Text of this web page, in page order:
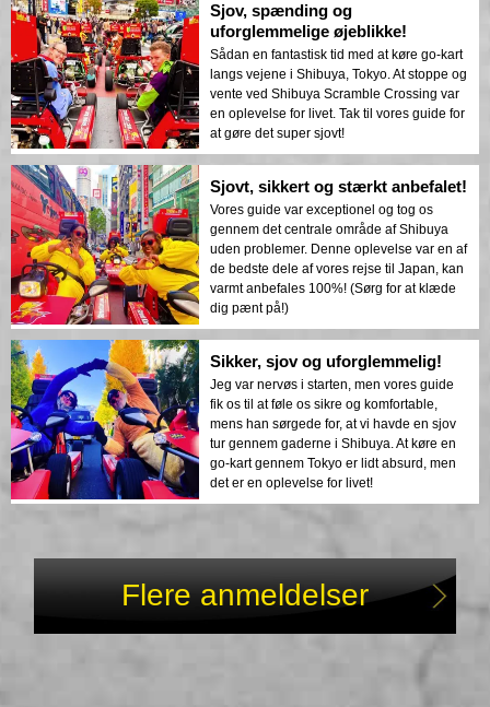
Sjov, spænding og
uforglemmelige øjeblikke!
Sådan en fantastisk tid med at køre go-kart
langs vejene i Shibuya, Tokyo. At stoppe og
vente ved Shibuya Scramble Crossing var
en oplevelse for livet. Tak til vores guide for
at gøre det super sjovt!
Sjovt, sikkert og stærkt anbefalet!
Vores guide var exceptionel og tog os
gennem det centrale område af Shibuya
uden problemer. Denne oplevelse var en af
de bedste dele af vores rejse til Japan, kan
varmt anbefales 100%! (Sørg for at klæde
dig pænt på!)
Sikker, sjov og uforglemmelig!
Jeg var nervøs i starten, men vores guide
fik os til at føle os sikre og komfortable,
mens han sørgede for, at vi havde en sjov
tur gennem gaderne i Shibuya. At køre en
go-kart gennem Tokyo er lidt absurd, men
det er en oplevelse for livet!
Flere anmeldelser